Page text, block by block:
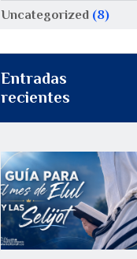
Uncategorized (8)
Entradas
recientes